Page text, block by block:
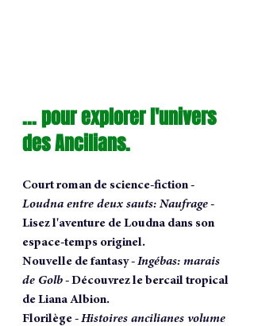
... pour explorer l'univers
des Ancilians.
Court roman de science-fiction -
Loudna entre deux sauts: Naufrage -
Lisez l'aventure de Loudna dans son
espace-temps originel.
Nouvelle de fantasy - Ingébas: marais
de Golb - Découvrez le bercail tropical
de Liana Albion.
Florilège - Histoires ancilianes volume